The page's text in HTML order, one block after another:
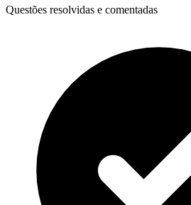
Questões resolvidas e comentadas